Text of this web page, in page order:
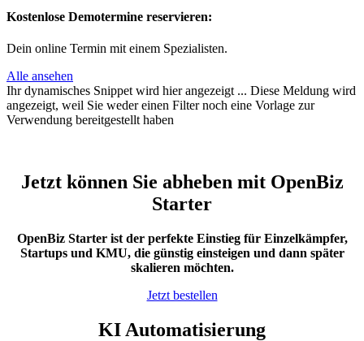
Kostenlose Demotermine reservieren:
Dein online Termin mit einem Spezialisten.
Alle ansehen
Ihr dynamisches Snippet wird hier angezeigt ... Diese Meldung wird
angezeigt, weil Sie weder einen Filter noch eine Vorlage zur
Verwendung bereitgestellt haben
Jetzt können Sie abheben mit OpenBiz
Starter
OpenBiz Starter ist der perfekte Einstieg für Einzelkämpfer,
Startups und KMU, die günstig einsteigen und dann später
skalieren möchten.
Jetzt bestellen
KI Automatisierung